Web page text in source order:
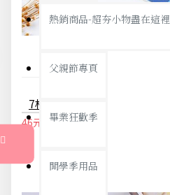
熱銷商品-超夯小物盡在這裡
父親節專頁
畢業狂歡季
開學季用品
46元 48元